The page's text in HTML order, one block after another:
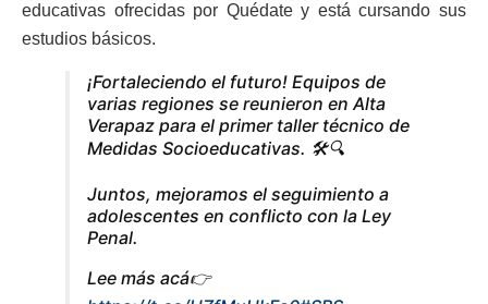
educativas ofrecidas por Quédate y está cursando sus
estudios básicos.
¡Fortaleciendo el futuro! Equipos de
varias regiones se reunieron en Alta
Verapaz para el primer taller técnico de
Medidas Socioeducativas. 🛠️🔍
Juntos, mejoramos el seguimiento a
adolescentes en conflicto con la Ley
Penal.
Lee más acá👉